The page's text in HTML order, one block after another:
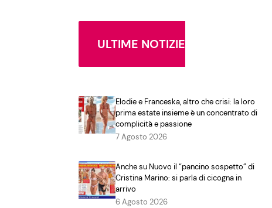
ULTIME NOTIZIE
Elodie e Franceska, altro che crisi: la loro
prima estate insieme è un concentrato di
complicità e passione
7 Agosto 2026
Anche su Nuovo il “pancino sospetto” di
Cristina Marino: si parla di cicogna in
arrivo
6 Agosto 2026